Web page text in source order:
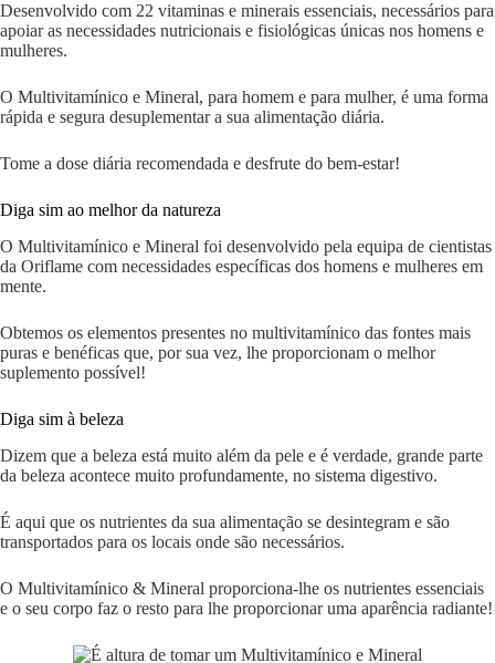
Desenvolvido com 22 vitaminas e minerais essenciais, necessários para
apoiar as necessidades nutricionais e fisiológicas únicas nos homens e
mulheres.
O Multivitamínico e Mineral, para homem e para mulher, é uma forma
rápida e segura desuplementar a sua alimentação diária.
Tome a dose diária recomendada e desfrute do bem-estar!
Diga sim ao melhor da natureza
O Multivitamínico e Mineral foi desenvolvido pela equipa de cientistas
da Oriflame com necessidades específicas dos homens e mulheres em
mente.
Obtemos os elementos presentes no multivitamínico das fontes mais
puras e benéficas que, por sua vez, lhe proporcionam o melhor
suplemento possível!
Diga sim à beleza
Dizem que a beleza está muito além da pele e é verdade, grande parte
da beleza acontece muito profundamente, no sistema digestivo.
É aqui que os nutrientes da sua alimentação se desintegram e são
transportados para os locais onde são necessários.
O Multivitamínico & Mineral proporciona-lhe os nutrientes essenciais
e o seu corpo faz o resto para lhe proporcionar uma aparência radiante!